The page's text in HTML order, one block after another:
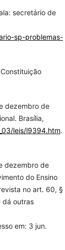
secretário de
sp-problemas-
dezembro de
Brasília,
leis/l9394.htm.
dezembro de
do Ensino
no art. 60, §
dá outras
em: 3 jun.